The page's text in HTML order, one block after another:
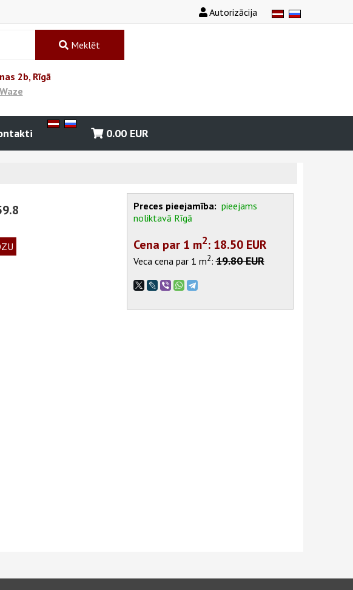
Autorizācija
Meklēt
2b, Rīgā
0.00EUR
Preces pieejamība: pieejams
noliktavā Rīgā
Cena par 1 m2: 18.50 EUR
Veca cena par 1 m2:19.80 EUR